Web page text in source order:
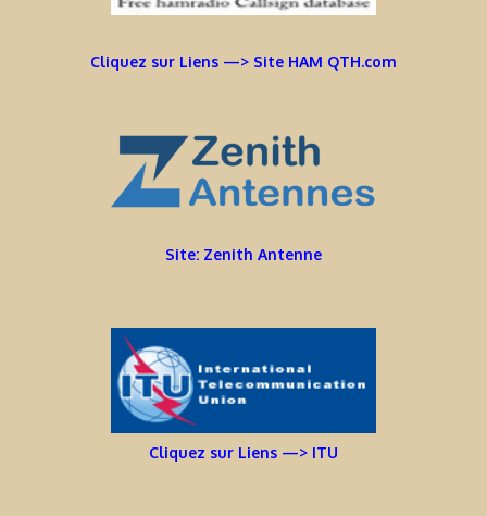
Cliquez sur Liens —> Site HAM QTH.com
Site: Zenith Antenne
Cliquez sur Liens —> ITU